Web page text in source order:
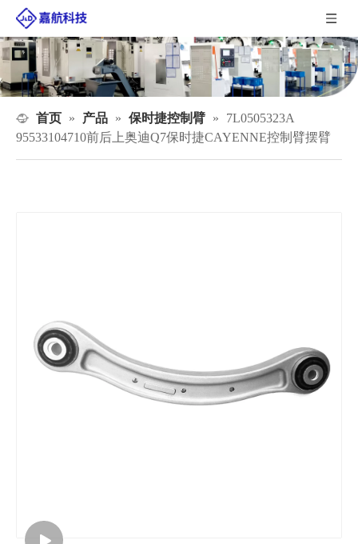
首页 » 产品 » 保时捷控制臂 »
7L0505323A
95533104710前后上奥迪Q7保时捷CAYENNE控制臂摆臂